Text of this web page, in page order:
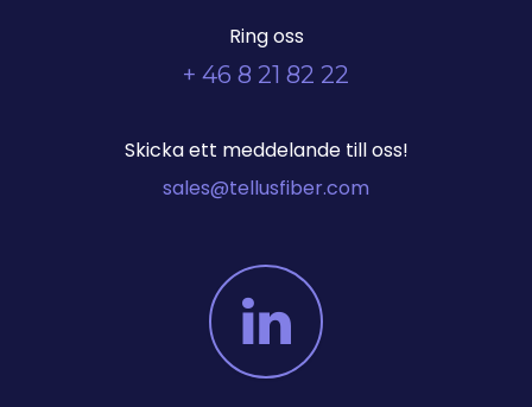
Ring oss
+ 46 8 21 82 22
Skicka ett meddelande till oss!
sales@tellusfiber.com